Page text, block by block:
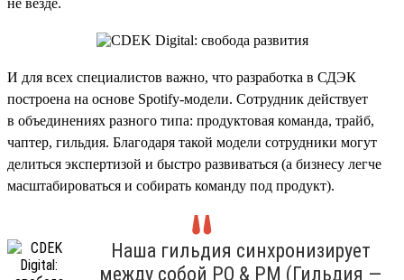
И для всех специалистов важно, что разработка в СДЭК
построена на основе Spotify-модели. Сотрудник действует
в объединениях разного типа: продуктовая команда, трайб,
чаптер, гильдия. Благодаря такой модели сотрудники могут
делиться экспертизой и быстро развиваться (а бизнесу легче
масштабироваться и собирать команду под продукт).
Наша гильдия синхронизирует
между собой PO & PM (Гильдия —